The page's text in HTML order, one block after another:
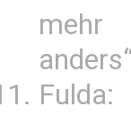
mehr
Fulda: